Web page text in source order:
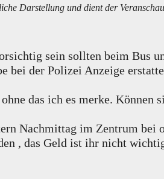
Darstellung und dient der
sein sollten beim
bei der Polizei Anzeige
das ich es merke. Können
Nachmittag im Zentrum
, das Geld ist ihr nicht